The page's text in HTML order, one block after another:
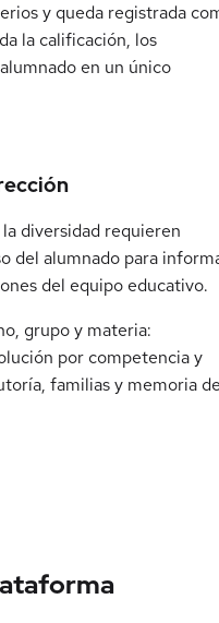
y queda registrada
la calificación, los
en un único
diversidad requieren
del alumnado para
del equipo educativo.
grupo y materia:
por competencia y
familias y memoria